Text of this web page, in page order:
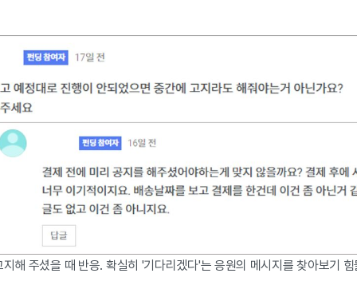
해 주셨을 때 반응. 확실히 '기다리겠다'는 응원의 메시지를 찾아보기